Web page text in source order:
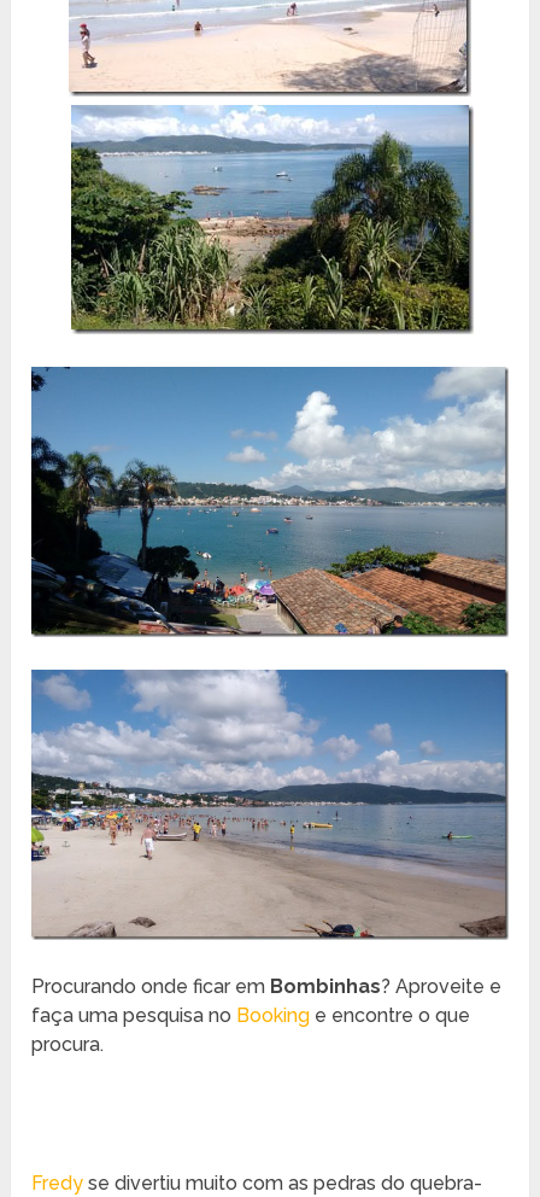
Procurando onde ficar em Bombinhas? Aproveite e
faça uma pesquisa no Booking e encontre o que
procura.
Fredy se divertiu muito com as pedras do quebra-